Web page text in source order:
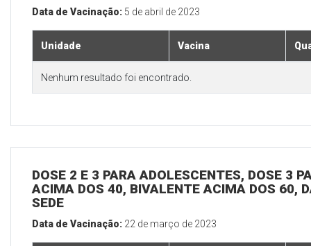
Data de Vacinação: 5 de abril de 2023
Unidade Vacina
Nenhum resultado foi encontrado.
DOSE 2 E 3 PARA ADOLESCENTES, DOSE 3
ACIMA DOS 40, BIVALENTE ACIMA DOS 60,
SEDE
Data de Vacinação: 22 de março de 2023